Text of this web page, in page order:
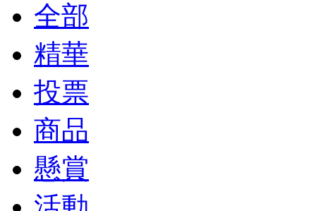
全部
精華
投票
商品
懸賞